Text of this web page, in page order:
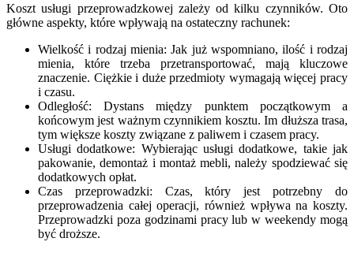
Koszt usługi przeprowadzkowej zależy od kilku czynników. Oto
główne aspekty, które wpływają na ostateczny rachunek:
Wielkość i rodzaj mienia: Jak już wspomniano, ilość i rodzaj
mienia, które trzeba przetransportować, mają kluczowe
znaczenie. Ciężkie i duże przedmioty wymagają więcej pracy
i czasu.
Odległość: Dystans między punktem początkowym a
końcowym jest ważnym czynnikiem kosztu. Im dłuższa trasa,
tym większe koszty związane z paliwem i czasem pracy.
Usługi dodatkowe: Wybierając usługi dodatkowe, takie jak
pakowanie, demontaż i montaż mebli, należy spodziewać się
dodatkowych opłat.
Czas przeprowadzki: Czas, który jest potrzebny do
przeprowadzenia całej operacji, również wpływa na koszty.
Przeprowadzki poza godzinami pracy lub w weekendy mogą
być droższe.